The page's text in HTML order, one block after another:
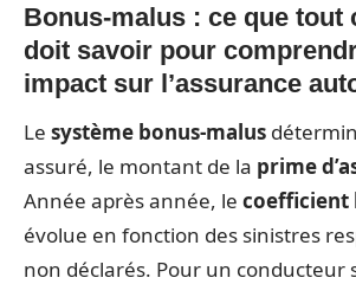
Bonus-malus : ce que tout
doit savoir pour
impact sur l’assurance
Le système bonus-malus
assuré, le montant de la prime
Année après année, le coefficient
évolue en fonction des sinistres
non déclarés. Pour un conducteur